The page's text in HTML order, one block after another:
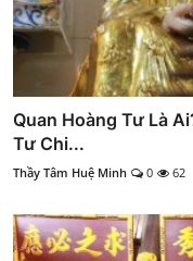
Quan Hoàng Tư Là
Tư Chi...
Thầy Tâm Huệ Minh 0 62